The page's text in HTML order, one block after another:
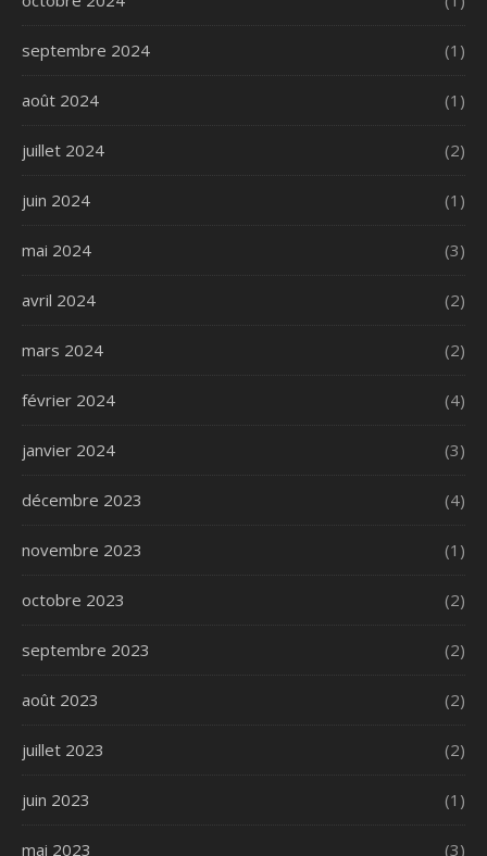
septembre 2024 (1)
août 2024 (1)
juillet 2024 (2)
juin 2024 (1)
mai 2024 (3)
avril 2024 (2)
mars 2024 (2)
février 2024 (4)
janvier 2024 (3)
décembre 2023 (4)
novembre 2023 (1)
octobre 2023 (2)
septembre 2023 (2)
août 2023 (2)
juillet 2023 (2)
juin 2023 (1)
mai 2023 (3)